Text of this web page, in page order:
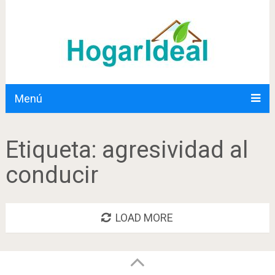
Menú
Etiqueta: agresividad al
conducir
LOAD MORE